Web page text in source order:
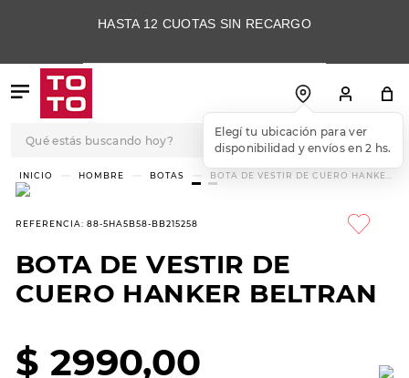
HASTA 12 CUOTAS SIN RECARGO
Elegí tu ubicación para ver
disponibilidad y envíos en 2 hs.
HOMBRE BOTAS
BOTA DE VESTIR DE CUERO HANKER
BELTRAN
REFERENCIA: 88-5HA5B58-BB215258
BOTA DE VESTIR DE
CUERO HANKER BELTRAN
$ 2990,00
TÉRMINOS MÁS
BUSCADOS
3.
skechers slip-ins